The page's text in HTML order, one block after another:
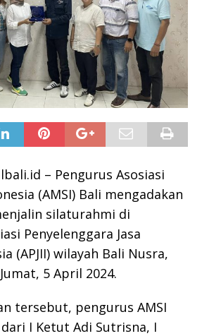
– Pengurus Asosiasi
(AMSI) Bali mengadakan
silaturahmi di
Penyelenggara Jasa
(APJII) wilayah Bali Nusra,
5 April 2024.
tersebut, pengurus AMSI
I Ketut Adi Sutrisna, I